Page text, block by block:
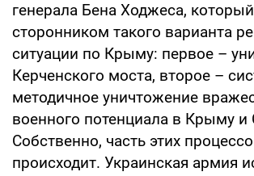
генерала Бена Ходжеса,
сторонником такого варианта
ситуации по Крыму: первое –
Керченского моста, второе –
методичное уничтожение
военного потенциала в Крыму и
Собственно, часть этих
происходит. Украинская армия